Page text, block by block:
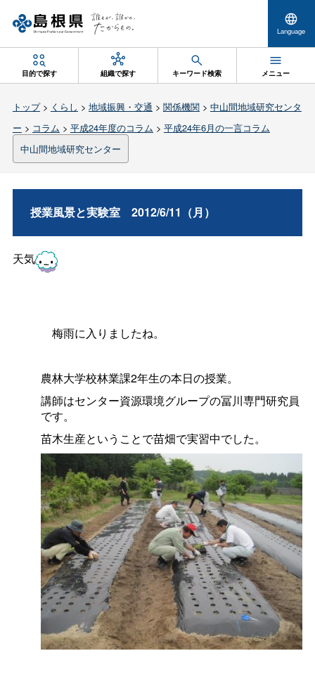
Language
目的で探す 組織で探す キーワード検索 メニュー
トップ> くらし > 地域振興・交通 > 関係機関> 中山間地域研究センタ
ー > コラム > 平成24年度のコラム > 平成24年6月の一言コラム
中山間地域研究センター
授業風景と実験室 2012/6/11（月）
天気
梅雨に入りましたね。
農林大学校林業課2年生の本日の授業。
講師はセンター資源環境グループの冨川専門研究員
です。
苗木生産ということで苗畑で実習中でした。